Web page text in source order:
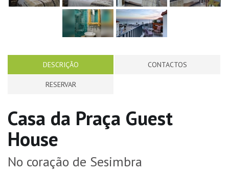
DESCRIÇÃO CONTACTOS
RESERVAR
Casa da Praça Guest
House
No coração de Sesimbra